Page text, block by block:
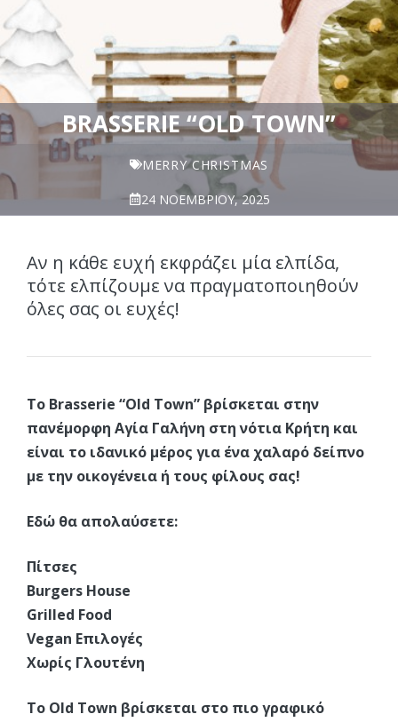
BRASSERIE “OLD TOWN”
MERRY CHRISTMAS
24 ΝΟΕΜΒΡΊΟΥ, 2025
Αν η κάθε ευχή εκφράζει μία ελπίδα,
τότε ελπίζουμε να πραγματοποιηθούν
όλες σας οι ευχές!
Το Brasserie “Old Town” βρίσκεται στην
πανέμορφη Αγία Γαλήνη στη νότια Κρήτη και
είναι το ιδανικό μέρος για ένα χαλαρό δείπνο
με την οικογένεια ή τους φίλους σας!
Εδώ θα απολαύσετε:
Πίτσες
Burgers House
Grilled Food
Vegan Επιλογές
Χωρίς Γλουτένη
To Old Town βρίσκεται στο πιο γραφικό